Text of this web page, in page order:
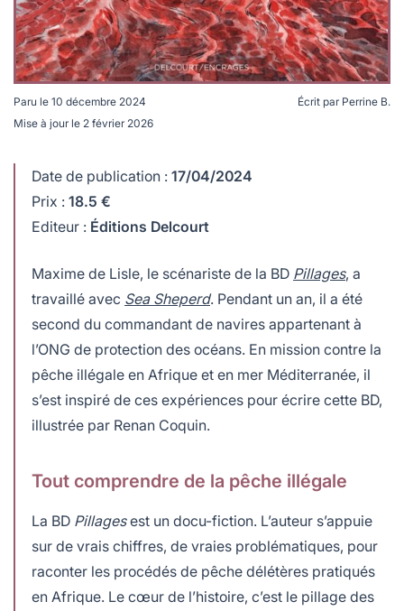
Pillages, par Maxime De Lisle et Renan Coquin © Éd.
Paru le 10 décembre 2024
Mise à jour le 2 février 2026
Écrit par Perrine B.
Date de publication : 17/04/2024
Prix : 18.5 €
Editeur : Éditions Delcourt
Maxime de Lisle, le scénariste de la BD Pillages, a
travaillé avec Sea Sheperd. Pendant un an, il a été
second du commandant de navires appartenant à
l’ONG de protection des océans. En mission contre la
pêche illégale en Afrique et en mer Méditerranée, il
s’est inspiré de ces expériences pour écrire cette BD,
illustrée par Renan Coquin.
Tout comprendre de la pêche illégale
La BD Pillagesest un docu-fiction. L’auteur s’appuie
sur de vrais chiffres, de vraies problématiques, pour
raconter les procédés de pêche délétères pratiqués
en Afrique. Le cœur de l’histoire, c’est le pillage des